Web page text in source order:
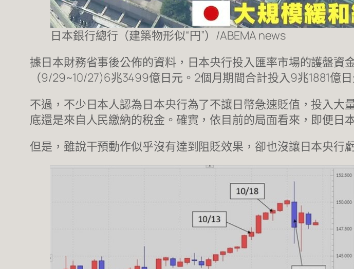
日本銀行總行（建築物形似“円”）/ABEMA news
據日本財務省事後公佈的資料，日本央行投入匯率市場的護盤
（9/29~10/27)6兆3499億日元。2個月期間合計投入9兆1881億
不過，不少日本人認為日本央行為了不讓日幣急速貶值，投入
底還是來自人民繳納的稅金。確實，依目前的局面看來，即便日
但是，雖說干預動作似乎沒有達到阻貶效果，卻也沒讓日本央行